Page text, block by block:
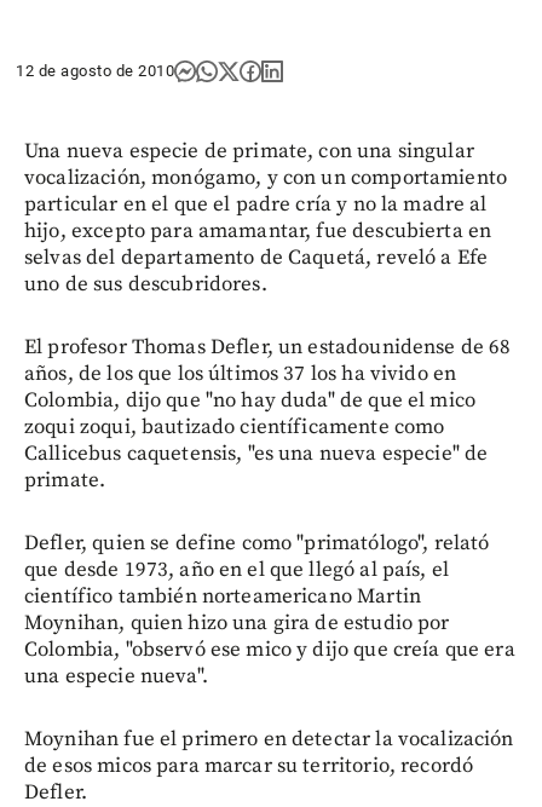
12 de agosto de 2010
Una nueva especie de primate, con una singular
vocalización, monógamo, y con un comportamiento
particular en el que el padre cría y no la madre al
hijo, excepto para amamantar, fue descubierta en
selvas del departamento de Caquetá, reveló a Efe
uno de sus descubridores.
El profesor Thomas Defler, un estadounidense de 68
años, de los que los últimos 37 los ha vivido en
Colombia, dijo que "no hay duda" de que el mico
zoqui zoqui, bautizado científicamente como
Callicebus caquetensis, "es una nueva especie" de
primate.
Defler, quien se define como "primatólogo", relató
que desde 1973, año en el que llegó al país, el
científico también norteamericano Martin
Moynihan, quien hizo una gira de estudio por
Colombia, "observó ese mico y dijo que creía que era
una especie nueva".
Moynihan fue el primero en detectar la vocalización
de esos micos para marcar su territorio, recordó
Defler.